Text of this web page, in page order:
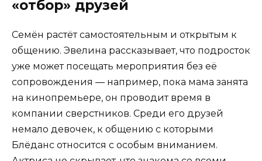
«отбор» друзей
Семён растёт самостоятельным и открытым к
общению. Эвелина рассказывает, что подросток
уже может посещать мероприятия без её
сопровождения — например, пока мама занята
на кинопремьере, он проводит время в
компании сверстников. Среди его друзей
немало девочек, к общению с которыми
Блёданс относится с особым вниманием.